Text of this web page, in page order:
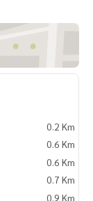
0.2 Km
0.6 Km
0.6 Km
0.7 Km
0.9 Km